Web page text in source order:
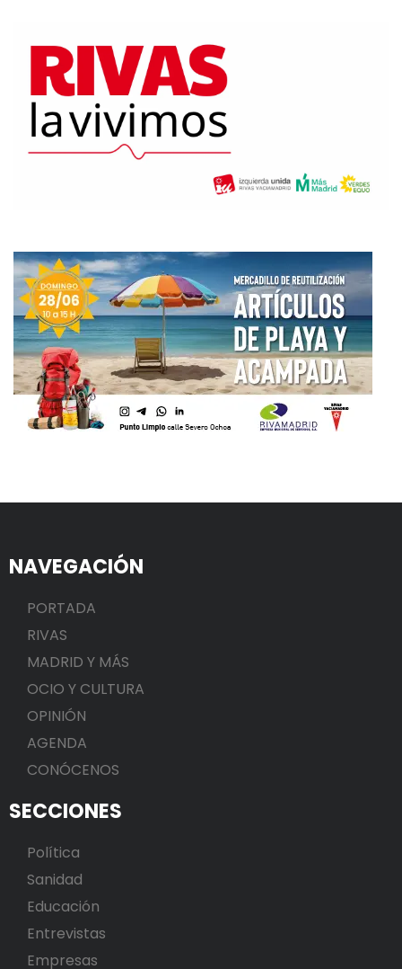
NAVEGACIÓN
PORTADA
RIVAS
MADRID Y MÁS
OCIO Y CULTURA
OPINIÓN
AGENDA
CONÓCENOS
SECCIONES
Política
Sanidad
Educación
Entrevistas
Empresas